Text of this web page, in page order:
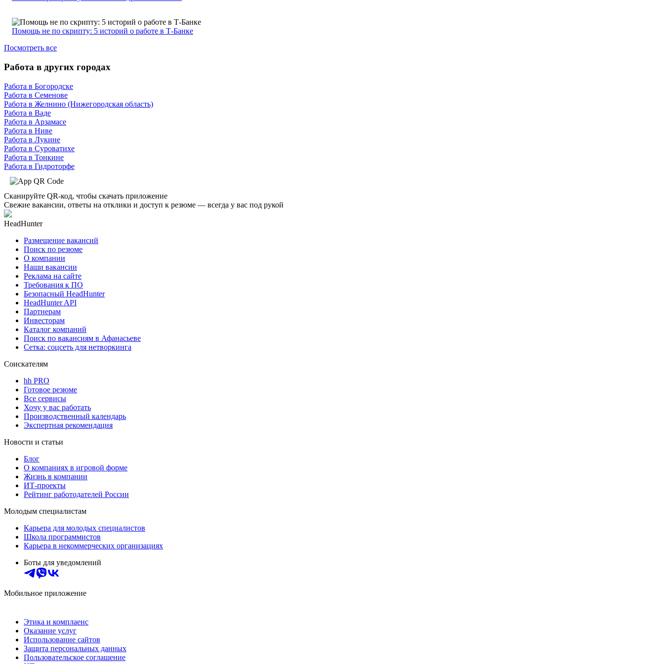
Помощь не по скрипту: 5 историй о работе в Т-Банке
Посмотреть все
Работа в других городах
Работа в Богородске
Работа в Семенове
Работа в Желнино (Нижегородская область)
Работа в Ваде
Работа в Арзамасе
Работа в Ниве
Работа в Лукине
Работа в Суроватихе
Работа в Тонкине
Работа в Гидроторфе
Сканируйте QR-код, чтобы скачать приложение
Свежие вакансии, ответы на отклики и доступ к резюме — всегда у вас под рукой
HeadHunter
Размещение вакансий
Поиск по резюме
О компании
Наши вакансии
Реклама на сайте
Требования к ПО
Безопасный HeadHunter
HeadHunter API
Партнерам
Инвесторам
Каталог компаний
Поиск по вакансиям в Афанасьеве
Сетка: соцсеть для нетворкинга
Соискателям
hh PRO
Готовое резюме
Все сервисы
Хочу у вас работать
Производственный календарь
Экспертная рекомендация
Новости и статьи
Блог
О компаниях в игровой форме
Жизнь в компании
ИТ-проекты
Рейтинг работодателей России
Молодым специалистам
Карьера для молодых специалистов
Школа программистов
Карьера в некоммерческих организациях
Боты для уведомлений
Мобильное приложение
Этика и комплаенс
Оказание услуг
Использование сайтов
Защита персональных данных
Пользовательское соглашение